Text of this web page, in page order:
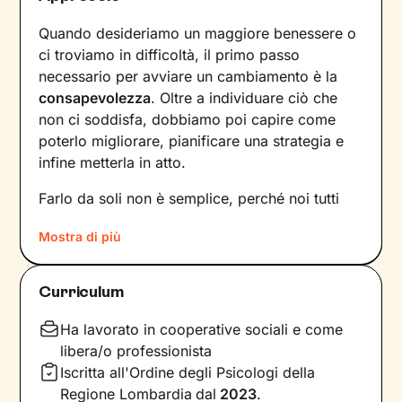
Quando desideriamo un maggiore benessere o
ci troviamo in difficoltà, il primo passo
necessario per avviare un cambiamento è la
consapevolezza. Oltre a individuare ciò che
non ci soddisfa, dobbiamo poi capire come
poterlo migliorare, pianificare una strategia e
infine metterla in atto.
Farlo da soli non è semplice, perché noi tutti
dinamiche– interne e relazionali – che non le
notiamo nemmeno. Ecco perché l’intervento di
un professionista risulta fondamentale.
La prima fase del nostro percorso insieme
consisterà in una raccolta di informazioni che ci
porteranno a definire unobiettivo condiviso
cui si focalizzerà il lavoro. Stabiliremo anche
Mostra di più
Curriculum
Ha lavorato in cooperative sociali e come
libera/o professionista
Iscritta all'Ordine degli Psicologi della
Regione Lombardia dal 2023.